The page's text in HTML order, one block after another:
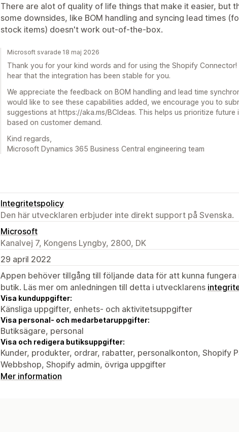
There are alot of quality of life things that make it easier, but
some downsides, like BOM handling and syncing lead times
stock items) doesn't work out-of-the-box.
Microsoft svarade 18 maj 2026
Thank you for your kind words and for using the Shopify Connector!
hear that the integration has been stable for you.
We appreciate the feedback on BOM handling and lead time
would like to see these capabilities added, we encourage you to
suggestions at https://aka.ms/BCIdeas. This helps us prioritize future
based on customer demand.
Kind regards,
Microsoft Dynamics 365 Business Central engineering team
Integritetspolicy
Den här utvecklaren erbjuder inte direkt support på Svenska.
Microsoft
Kanalvej 7, Kongens Lyngby, 2800, DK
29 april 2022
Appen behöver tillgång till följande data för att kunna fungera
butik. Läs mer om anledningen till detta i utvecklarens
Visa kunduppgifter:
Känsliga uppgifter, enhets- och aktivitetsuppgifter
Visa personal- och medarbetaruppgifter:
Butiksägare, personal
Visa och redigera butiksuppgifter:
Kunder, produkter, ordrar, rabatter, personalkonton, Shopify
Webbshop, Shopify admin, övriga uppgifter
Mer information